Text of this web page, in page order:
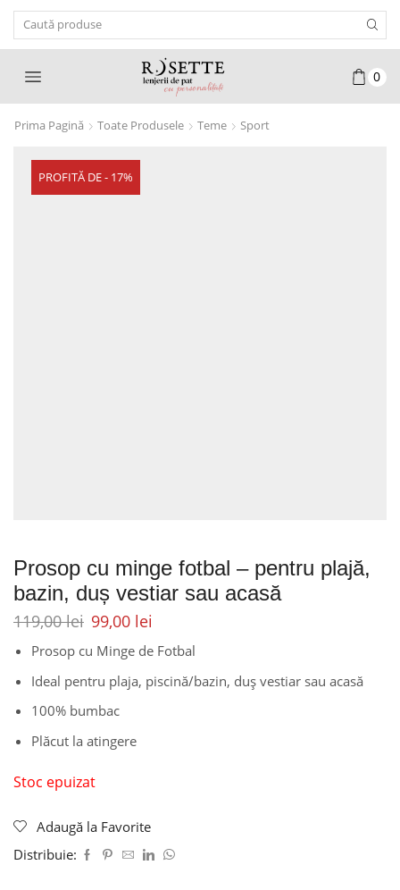
Input
0
Prima Pagină Toate Produsele Teme Sport
PROFITĂ DE - 17%
Prosop cu minge fotbal – pentru plajă,
bazin, duș vestiar sau acasă
119,00lei 99,00 lei
Prosop cu Minge de Fotbal
Ideal pentru plaja, piscină/bazin, duș vestiar sau acasă
100% bumbac
Plăcut la atingere
Stoc epuizat
Adaugă la Favorite
Distribuie: